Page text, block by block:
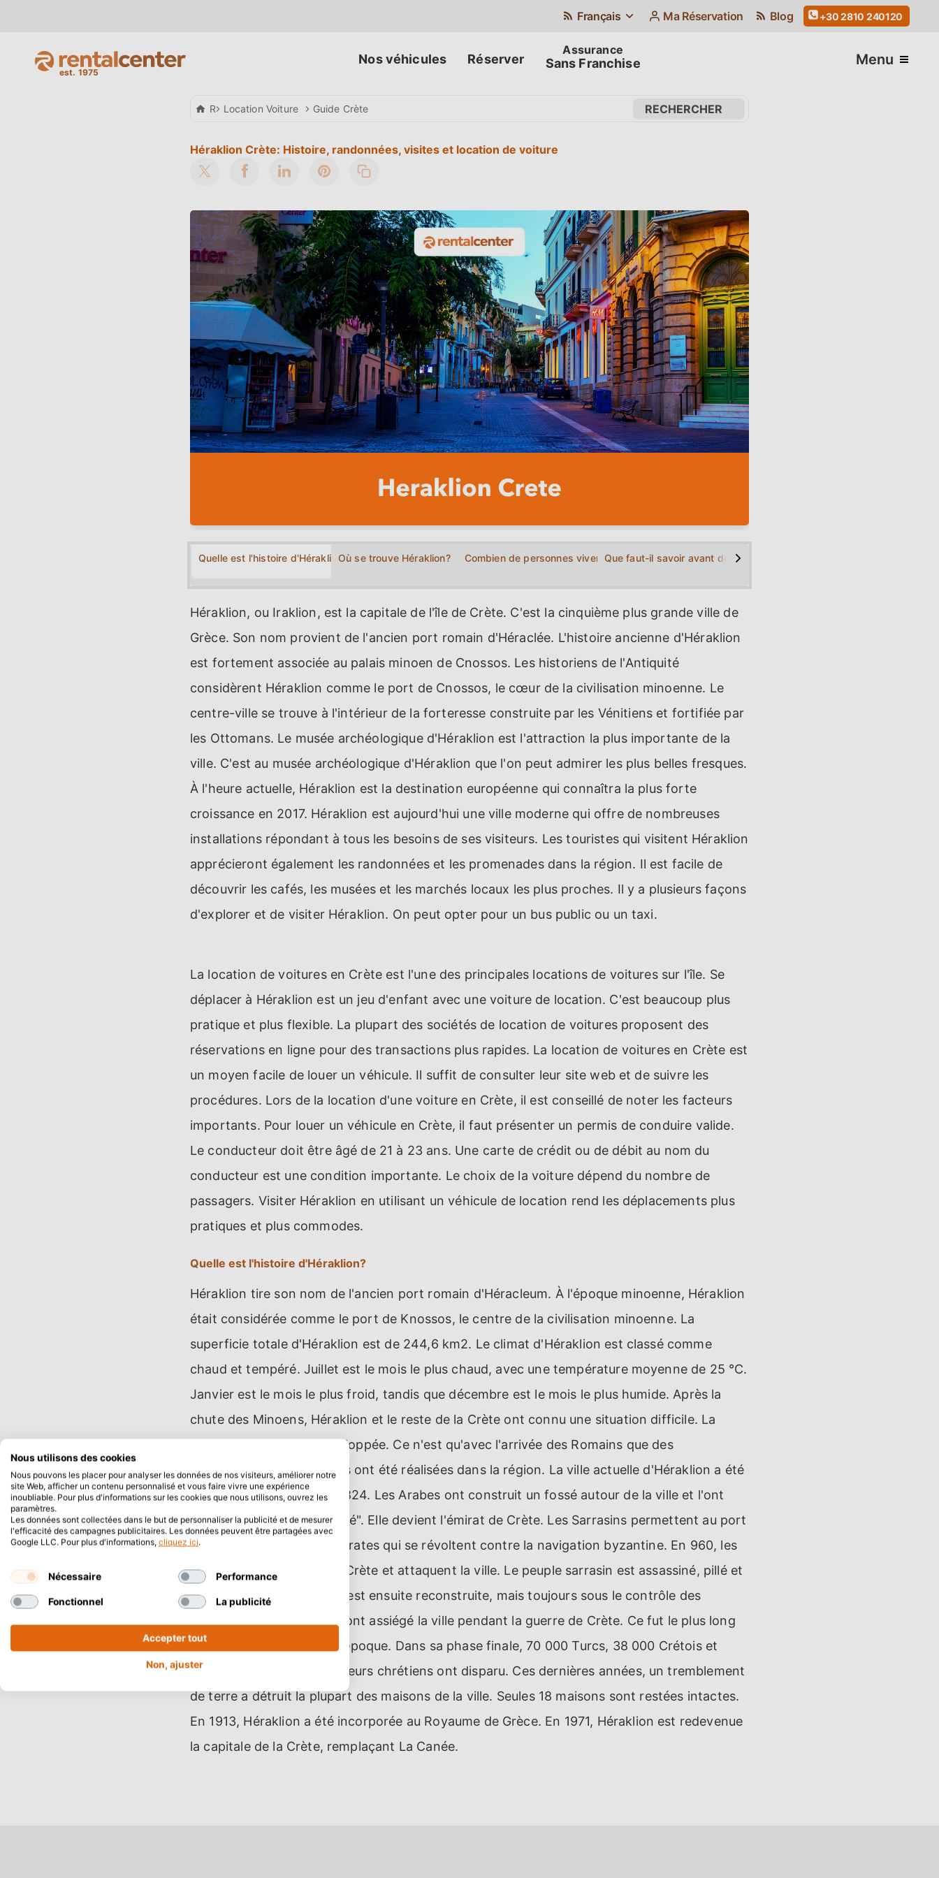
Français Ma Réservation Blog +30 2810 240120
Nos véhicules Réserver Sans Franchise Menu
Rental Center Crete
Location Voiture Guide Crète
Héraklion Crète: Histoire, randonnées, visites et location de voiture
Quelle est l'histoire d'Héraklion?Où se trouve Héraklion? Combien de personnes vivent à Héraklion (Crète)?Que faut-il savoir avant de partir à Héraklion?
Héraklion, ou Iraklion, est la capitale de l'île de Crète. C'est la cinquième plus grande ville de
Grèce. Son nom provient de l'ancien port romain d'Héraclée. L'histoire ancienne d'Héraklion
est fortement associée au palais minoen de Cnossos. Les historiens de l'Antiquité
considèrent Héraklion comme le port de Cnossos, le cœur de la civilisation minoenne. Le
centre-ville se trouve à l'intérieur de la forteresse construite par les Vénitiens et fortifiée par
les Ottomans. Le musée archéologique d'Héraklion est l'attraction la plus importante de la
ville. C'est au musée archéologique d'Héraklion que l'on peut admirer les plus belles fresques.
À l'heure actuelle, Héraklion est la destination européenne qui connaîtra la plus forte
croissance en 2017. Héraklion est aujourd'hui une ville moderne qui offre de nombreuses
installations répondant à tous les besoins de ses visiteurs. Les touristes qui visitent Héraklion
apprécieront également les randonnées et les promenades dans la région. Il est facile de
découvrir les cafés, les musées et les marchés locaux les plus proches. Il y a plusieurs façons
d'explorer et de visiter Héraklion. On peut opter pour un bus public ou un taxi.
La location de voitures en Crète est l'une des principales locations de voitures sur l'île. Se
déplacer à Héraklion est un jeu d'enfant avec une voiture de location. C'est beaucoup plus
pratique et plus flexible. La plupart des sociétés de location de voitures proposent des
réservations en ligne pour des transactions plus rapides. La location de voitures en Crète est
un moyen facile de louer un véhicule. Il suffit de consulter leur site web et de suivre les
procédures. Lors de la location d'une voiture en Crète, il est conseillé de noter les facteurs
importants. Pour louer un véhicule en Crète, il faut présenter un permis de conduire valide.
Le conducteur doit être âgé de 21 à 23 ans. Une carte de crédit ou de débit au nom du
conducteur est une condition importante. Le choix de la voiture dépend du nombre de
passagers. Visiter Héraklion en utilisant un véhicule de location rend les déplacements plus
pratiques et plus commodes.
Quelle est l'histoire d'Héraklion?
Héraklion tire son nom de l'ancien port romain d'Héracleum. À l'époque minoenne, Héraklion
était considérée comme le port de Knossos, le centre de la civilisation minoenne. La
superficie totale d'Héraklion est de 244,6 km2. Le climat d'Héraklion est classé comme
chaud et tempéré. Juillet est le mois le plus chaud, avec une température moyenne de 25 °C.
Janvier est le mois le plus froid, tandis que décembre est le mois le plus humide. Après la
chute des Minoens, Héraklion et le reste de la Crète ont connu une situation difficile. La
région s'est très peu développée. Ce n'est qu'avec l'arrivée des Romains que des
constructions importantes ont été réalisées dans la région. La ville actuelle d'Héraklion a été
fondée par les Arabes en 824. Les Arabes ont construit un fossé autour de la ville et l'ont
nommée "Château du fossé". Elle devient l'émirat de Crète. Les Sarrasins permettent au port
de devenir le refuge des pirates qui se révoltent contre la navigation byzantine. En 960, les
Byzantins débarquent en Crète et attaquent la ville. Le peuple sarrasin est assassiné, pillé et
réduit en cendres. La ville est ensuite reconstruite, mais toujours sous le contrôle des
Byzantins. Les Ottomans ont assiégé la ville pendant la guerre de Crète. Ce fut le plus long
siège de l'histoire à cette époque. Dans sa phase finale, 70 000 Turcs, 38 000 Crétois et
esclaves et 29 088 défenseurs chrétiens ont disparu. Ces dernières années, un tremblement
de terre a détruit la plupart des maisons de la ville. Seules 18 maisons sont restées intactes.
En 1913, Héraklion a été incorporée au Royaume de Grèce. En 1971, Héraklion est redevenue
la capitale de la Crète, remplaçant La Canée.
Nous utilisons des cookies
Nous pouvons les placer pour analyser les données de nos visiteurs, améliorer notre
site Web, afficher un contenu personnalisé et vous faire vivre une expérience
inoubliable. Pour plus d'informations sur les cookies que nous utilisons, ouvrez les
paramètres.
Les données sont collectées dans le but de personnaliser la publicité et de mesurer
l'efficacité des campagnes publicitaires. Les données peuvent être partagées avec
Google LLC. Pour plus d'informations, cliquez ici.
Nécessaire Performance
Fonctionnel La publicité
Accepter tout
Non, ajuster